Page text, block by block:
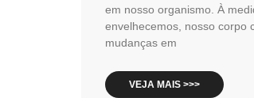
em nosso organismo. À
envelhecemos, nosso corpo
mudanças em
VEJA MAIS >>>